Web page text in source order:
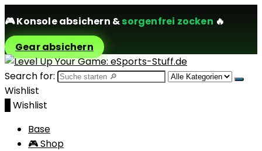
🎮Konsole absichern &sorgenfrei zocken 🔥
Gear absichern
Search for:
Wishlist
Wishlist
Base
🎮 Shop